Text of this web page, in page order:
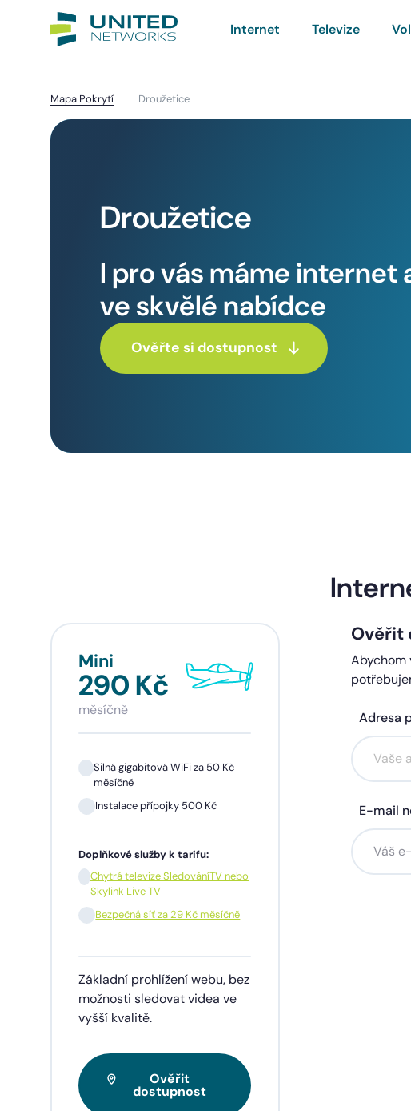
Internet Televize
Mapa Pokrytí Droužetice
Droužetice
I pro vás máme internet
ve skvělé nabídce
Ověřte si dostupnost
Mini
290 Kč
měsíčně
Silná gigabitová WiFi za 50 Kč
měsíčně
Instalace přípojky 500 Kč
Doplňkové služby k tarifu:
Chytrá televize SledováníTV nebo
Skylink Live TV
Bezpečná síť za 29 Kč měsíčně
Základní prohlížení webu, bez
možnosti sledovat videa ve
vyšší kvalitě.
Ověřit
dostupnost
Standard
390
měsíčně
Akce na
Silná
měsíčně
Instalace
Ověřit
Abychom
Adresa
E-mail